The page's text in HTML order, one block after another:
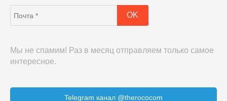
Мы не спамим! Раз в месяц отправляем только самое
интересное.
Telegram канал @therococom